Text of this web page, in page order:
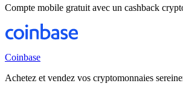
Compte mobile gratuit avec un cashback
Coinbase
Achetez et vendez vos cryptomonnaies